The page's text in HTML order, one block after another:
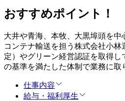
おすすめポイント！
大井や青海、本牧、大黒埠頭を中
コンテナ輸送を担う株式会社小
定）やグリーン経営認証を取得
の基準を満たした体制で業務に取
仕事内容
給与・福利厚生